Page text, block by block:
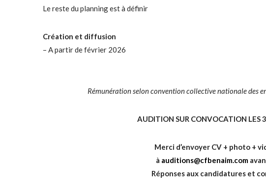
Le reste du planning est à définir
Création et diffusion
– A partir de février 2026
Rémunération selon convention collective nationale des
AUDITION SUR CONVOCATION LES
Merci d’envoyer CV + photo +
à auditions@cfbenaim.com
Réponses aux candidatures et